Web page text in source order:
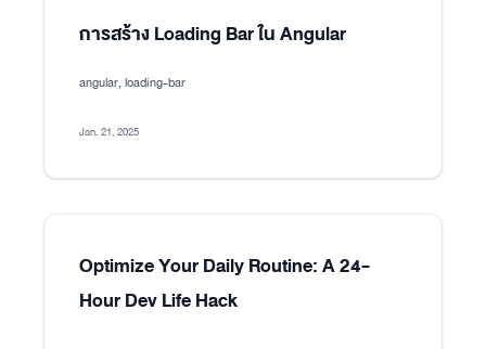
การสร้าง Loading Bar ใน Angular
angular, loading-bar
Jan. 21, 2025
Optimize Your Daily Routine: A 24-
Hour Dev Life Hack